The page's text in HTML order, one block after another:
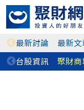
最新討論 最新文
台股資訊
聚財商